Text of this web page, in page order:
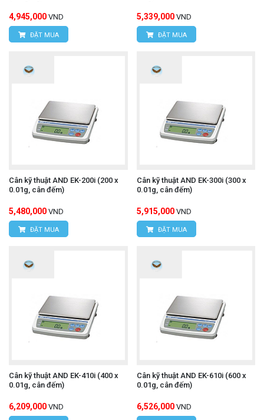
4,945,000 VND
ĐẶT MUA
5,339,000 VND
ĐẶT MUA
Cân kỹ thuật AND EK-200i (200 x
0.01g, cân đếm)
5,480,000 VND
ĐẶT MUA
Cân kỹ thuật AND EK-300i (300 x
0.01g, cân đếm)
5,915,000 VND
ĐẶT MUA
Cân kỹ thuật AND EK-410i (400 x
0.01g, cân đếm)
6,209,000 VND
Cân kỹ thuật AND EK-610i (600 x
0.01g, cân đếm)
6,526,000 VND